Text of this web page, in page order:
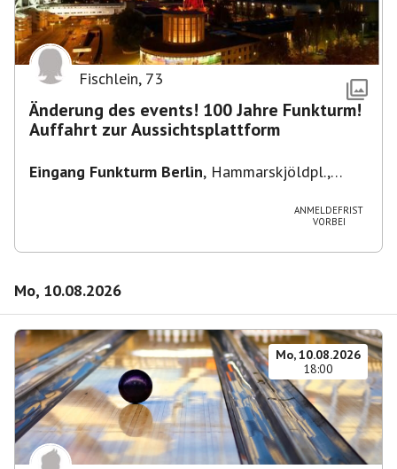
Fischlein, 73
Änderung des events! 100 Jahre Funkturm!
Auffahrt zur Aussichtsplattform
Eingang Funkturm Berlin, Hammarskjöldpl.,
ANMELDEFRIST
VORBEI
Mo, 10.08.2026
Mo, 10.08.2026
18:00